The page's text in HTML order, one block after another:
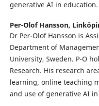
generative AI in education.
Per-Olof Hansson,
Dr Per-Olof Hansson is
Department of
University, Sweden. P-O
Research. His research
learning, online teaching
and use of generative AI